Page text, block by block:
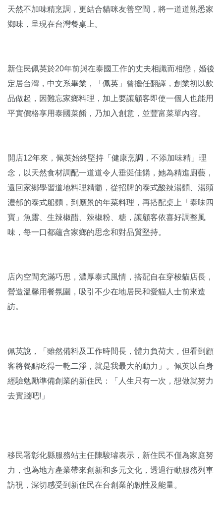
天然不加味精烹調，更結合貓咪友善空間，將一道道熟悉家
鄉味，呈現在台灣餐桌上。
新住民佩英於20年前與在泰國工作的丈夫相識而相戀，婚後
定居台灣，中文系畢業，「佩英」曾擔任翻譯，創業初以飲
品做起，因難忘家鄉料理，加上要讓顧客即使一個人也能用
平實價格享用泰國菜餚，乃加入創意，並豐富菜單內容。
開店12年來，佩英始終堅持「健康烹調，不添加味精」理
念，以天然食材調配一道道令人垂涎佳餚，她為精進廚藝，
還回家鄉學習道地料理精髓，從招牌的泰式酸辣湯麵、湯頭
濃郁的泰式船麵，到應景的年菜料理，再搭配桌上「泰味四
寶」魚露、生辣椒醋、辣椒粉、糖，讓顧客依喜好調整風
味，每一口都蘊含家鄉的思念和對品質堅持。
店內空間充滿巧思，濃厚泰式風情，搭配自在穿梭貓店長，
營造溫馨用餐氛圍，吸引不少在地居民和愛貓人士前來造
訪。
佩英說，「雖然備料及工作時間長，體力負荷大，但看到顧
客將餐點吃得一乾二淨，就是我最大的動力」。佩英以自身
經驗勉勵準備創業的新住民：「人生只有一次，想做就努力
去實踐吧!」
移民署彰化縣服務站主任陳駿璿表示，新住民不僅為家庭努
力，也為地方產業帶來創新和多元文化，透過行動服務列車
訪視，深切感受到新住民在台創業的韌性及能量。